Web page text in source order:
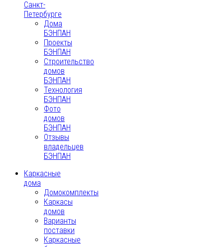
Санкт-
Петербурге
Дома
БЭНПАН
Проекты
БЭНПАН
Строительство
домов
БЭНПАН
Технология
БЭНПАН
Фото
домов
БЭНПАН
Отзывы
владельцев
БЭНПАН
Каркасные
дома
Домокомплекты
Каркасы
домов
Варианты
поставки
Каркасные